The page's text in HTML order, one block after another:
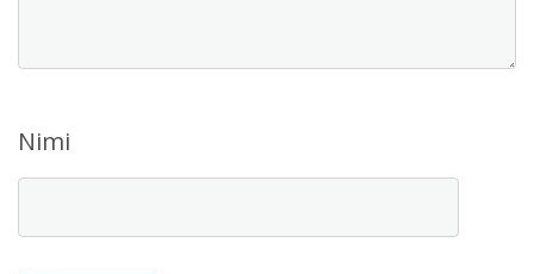
Nimi